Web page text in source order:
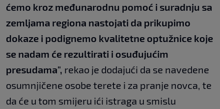
ćemo kroz međunarodnu pomoć i suradnju sa
zemljama regiona nastojati da prikupimo
dokaze i podignemo kvalitetne optužnice koje
se nadam će rezultirati i osuđujućim
presudama", rekao je dodajući da se navedene
osumnjičene osobe terete i za pranje novca, te
da će u tom smijeru ići istraga u smislu